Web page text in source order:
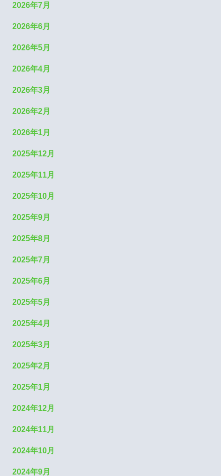
2026年7月
2026年6月
2026年5月
2026年4月
2026年3月
2026年2月
2026年1月
2025年12月
2025年11月
2025年10月
2025年9月
2025年8月
2025年7月
2025年6月
2025年5月
2025年4月
2025年3月
2025年2月
2025年1月
2024年12月
2024年11月
2024年10月
2024年9月